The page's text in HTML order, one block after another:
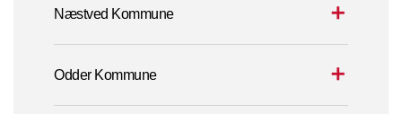
Næstved Kommune
Odder Kommune